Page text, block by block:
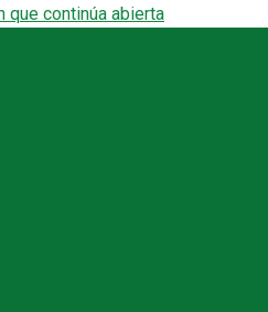
que continúa abierta